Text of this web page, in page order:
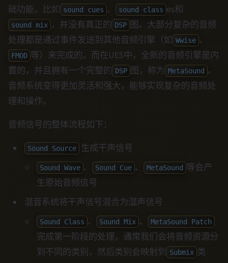
础功能，比如 sound cues 、 sound class es和
sound mix ，并没有真正的 DSP 图。大部分复杂的音频
处理都是通过事件发送到其他音频引擎（如 Wwise 、
FMOD 等）来完成的。而在UE5中，全新的音频引擎是内
置的，并且拥有一个完整的 DSP 图，称为 MetaSound 。
音频系统变得更加灵活和强大，能够实现复杂的音频处
理和操作。
音频信号的整体流程如下：
Sound Source 生成干声信号
Sound Wave 、 Sound Cue 、 MetaSound 等会产
生原始音频信号
混音系统将干声信号混合为湿声信号
Sound Class 、 Sound Mix 、 MetaSound Patch
完成第一阶段的处理，通常我们会将音频资源分
到不同的类别，然后类别会映射到
Submix 类